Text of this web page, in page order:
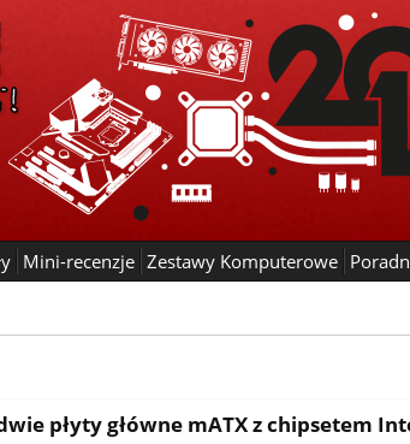
Mini-recenzje Zestawy Komputerowe
płyty główne mATX z chipsetem